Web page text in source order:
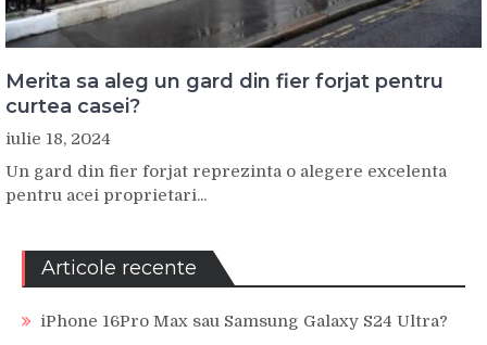
Merita sa aleg un gard din fier forjat pentru
curtea casei?
iulie 18, 2024
Un gard din fier forjat reprezinta o alegere excelenta
pentru acei proprietari...
Articole recente
iPhone 16Pro Max sau Samsung Galaxy S24 Ultra?